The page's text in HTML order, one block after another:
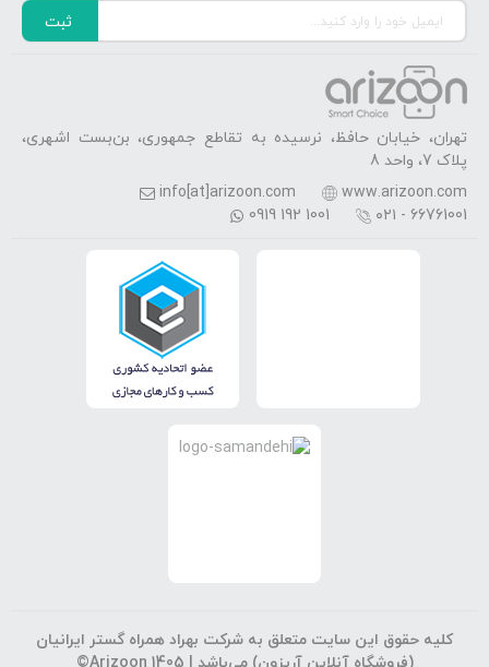
ثبت
تهران، خیابان حافظ، نرسیده به تقاطع جمهوری، بن‌بست اشهری،
پلاک 7، واحد 8
www.arizoon.com
info[at]arizoon.com
۰۲۱ - 66761001
0919 192 1001
کلیه حقوق این سایت متعلق به شرکت بهراد همراه گستر ایرانیان